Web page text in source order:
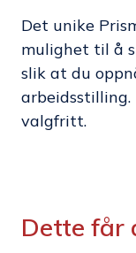
Det unike
mulighet til å
slik at du
arbeidsstilling.
valgfritt.
Dette får